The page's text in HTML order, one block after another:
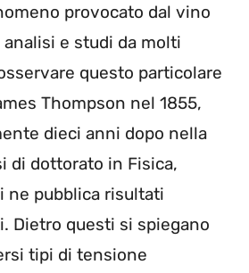
provocato dal vino
e studi da molti
questo particolare
Thompson nel 1855,
dieci anni dopo nella
di dottorato in Fisica,
ne pubblica risultati
Dietro questi si spiegano
tipi di tensione